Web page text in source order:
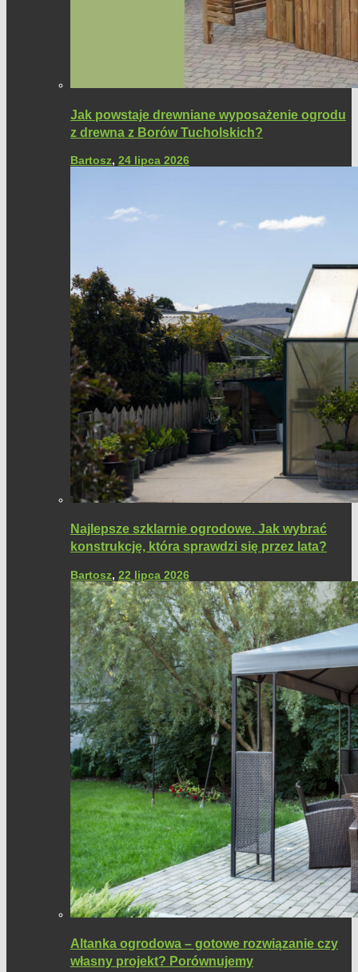
Jak powstaje drewniane wyposażenie ogrodu
z drewna z Borów Tucholskich?
Bartosz, 24 lipca 2026
Najlepsze szklarnie ogrodowe. Jak wybrać
konstrukcję, która sprawdzi się przez lata?
Bartosz, 22 lipca 2026
Altanka ogrodowa – gotowe rozwiązanie czy
własny projekt? Porównujemy